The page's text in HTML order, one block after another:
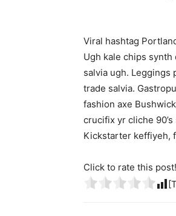
Viral hashtag
Ugh kale chips
salvia ugh.
trade salvia.
fashion axe
crucifix yr cliche
Kickstarter keffiyeh,
Click to rate this post!